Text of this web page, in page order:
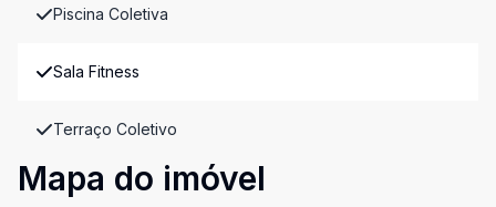
Piscina Coletiva
Sala Fitness
Terraço Coletivo
Mapa do imóvel